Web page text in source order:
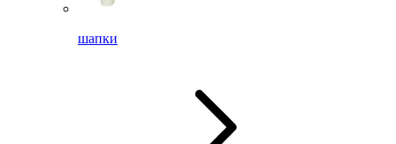
шапки